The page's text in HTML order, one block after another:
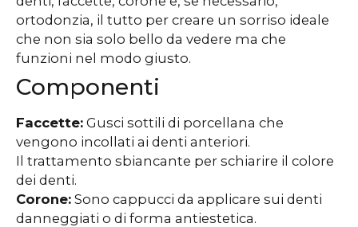
ortodonzia, il tutto per creare un sorriso ideale
che non sia solo bello da vedere ma che
funzioni nel modo giusto.
Componenti
Faccette: Gusci sottili di porcellana che
vengono incollati ai denti anteriori.
Il trattamento sbiancante per schiarire il colore
dei denti.
Corone: Sono cappucci da applicare sui denti
danneggiati o di forma antiestetica.